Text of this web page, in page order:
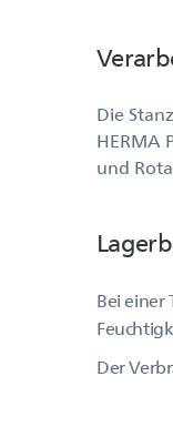
Die
HERMA
und
Bei einer
Der